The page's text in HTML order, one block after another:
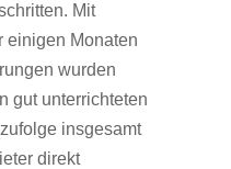
Mit
einigen Monaten
wurden
gut unterrichteten
insgesamt
direkt